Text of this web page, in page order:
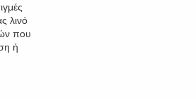
λινό
που
ή